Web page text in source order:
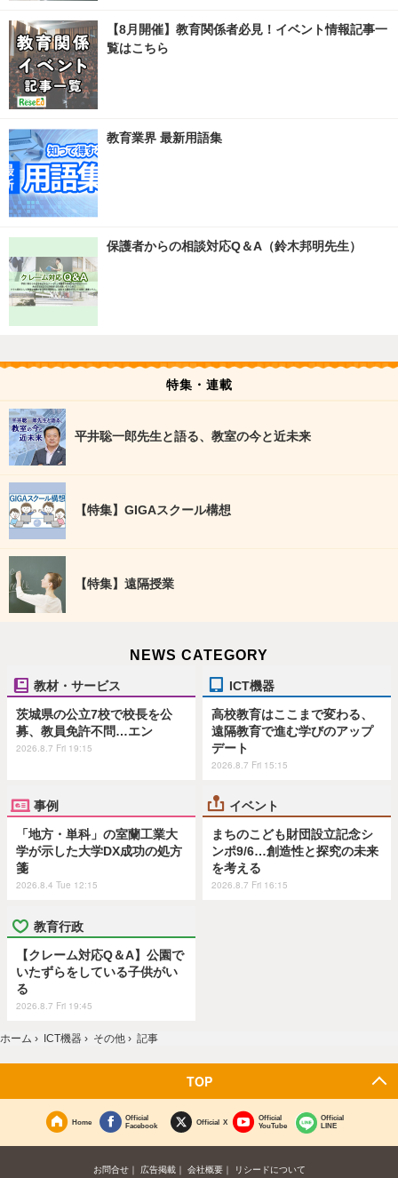
【8月開催】教育関係者必見！イベント情報記事一
覧はこちら
教育業界 最新用語集
保護者からの相談対応Q＆A（鈴木邦明先生）
特集・連載
平井聡一郎先生と語る、教室の今と近未来
【特集】GIGAスクール構想
【特集】遠隔授業
NEWS CATEGORY
教材・サービス
茨城県の公立7校で校長を公
募、教員免許不問…エン
2026.8.7 Fri 19:15
ICT機器
高校教育はここまで変わる、
遠隔教育で進む学びのアップ
デート
2026.8.7 Fri 15:15
事例
「地方・単科」の室蘭工業大
学が示した大学DX成功の処方
箋
2026.8.4 Tue 12:15
イベント
まちのこども財団設立記念シ
ンポ9/6…創造性と探究の未来
を考える
2026.8.7 Fri 16:15
教育行政
【クレーム対応Q＆A】公園で
いたずらをしている子供がい
る
2026.8.7 Fri 19:45
ホーム › ICT機器 › その他 › 記事
TOP
Home
Official
Facebook
Official X
Official
YouTube
Official
LINE
お問合せ 広告掲載 会社概要 リシードについて